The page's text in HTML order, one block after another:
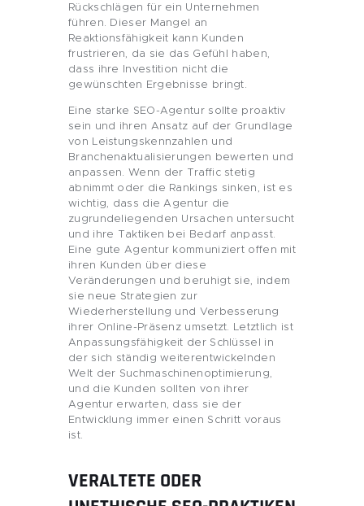
Rückschlägen für ein Unternehmen
führen. Dieser Mangel an
Reaktionsfähigkeit kann Kunden
frustrieren, da sie das Gefühl haben,
dass ihre Investition nicht die
gewünschten Ergebnisse bringt.
Eine starke SEO-Agentur sollte proaktiv
sein und ihren Ansatz auf der Grundlage
von Leistungskennzahlen und
Branchenaktualisierungen bewerten und
anpassen. Wenn der Traffic stetig
abnimmt oder die Rankings sinken, ist es
wichtig, dass die Agentur die
zugrundeliegenden Ursachen untersucht
und ihre Taktiken bei Bedarf anpasst.
Eine gute Agentur kommuniziert offen mit
ihren Kunden über diese
Veränderungen und beruhigt sie, indem
sie neue Strategien zur
Wiederherstellung und Verbesserung
ihrer Online-Präsenz umsetzt. Letztlich ist
Anpassungsfähigkeit der Schlüssel in
der sich ständig weiterentwickelnden
Welt der Suchmaschinenoptimierung,
und die Kunden sollten von ihrer
Agentur erwarten, dass sie der
Entwicklung immer einen Schritt voraus
ist.
VERALTETE ODER